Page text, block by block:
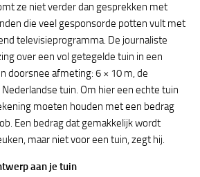
ze niet verder dan gesprekken met
die veel gesponsorde potten vult met
televisieprogramma. De journaliste
over een vol getegelde tuin in een
doorsnee afmeting: 6 × 10 m, de
tuin. Om hier een echte tuin
moeten houden met een bedrag
Een bedrag dat gemakkelijk wordt
maar niet voor een tuin, zegt hij.
aan je tuin